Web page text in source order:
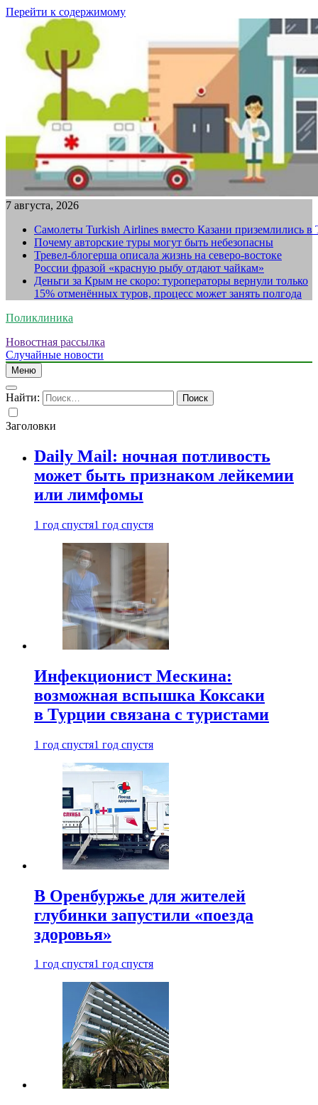
Перейти к содержимому
7 августа, 2026
Самолеты Turkish Airlines вместо Казани приземлились в
Почему авторские туры могут быть небезопасны
Тревел-блогерша описала жизнь на северо-востоке
России фразой «красную рыбу отдают чайкам»
Деньги за Крым не скоро: туроператоры вернули только
15% отменённых туров, процесс может занять полгода
Поликлиника
Новостная рассылка
Случайные новости
Меню
Найти:
Заголовки
Daily Mail: ночная потливость
может быть признаком лейкемии
или лимфомы
1 год спустя1 год спустя
Инфекционист Мескина:
возможная вспышка Коксаки
в Турции связана с туристами
1 год спустя1 год спустя
В Оренбуржье для жителей
глубинки запустили «поезда
здоровья»
1 год спустя1 год спустя